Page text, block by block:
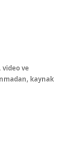
ve
kaynak